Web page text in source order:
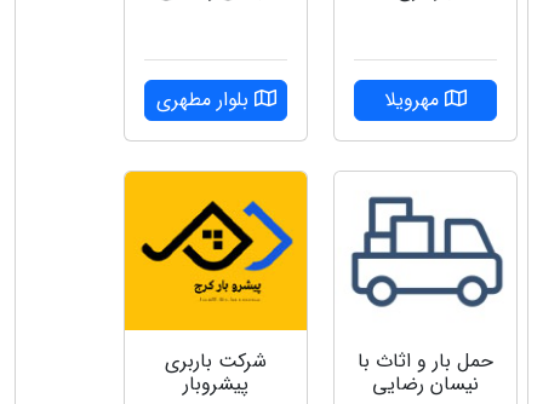
مهرویلا بلوار مطهری
حمل بار و اثاث با
نیسان رضایی
شرکت باربری
پیشروبار